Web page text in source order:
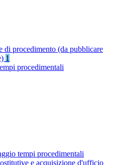
di procedimento (da pubblicare
1
procedimentali
tempi procedimentali
e acquisizione d'ufficio